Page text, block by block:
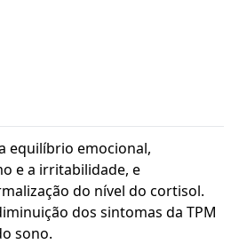
equilíbrio emocional,
e a irritabilidade, e
do nível do cortisol.
dos sintomas da TPM
sono.